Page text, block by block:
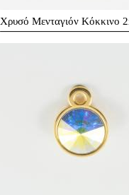
Χρυσό Μενταγιόν Κόκκινο